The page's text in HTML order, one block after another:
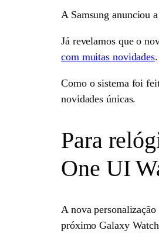
A Samsung anunciou
Já revelamos que o
com muitas novidades.
Como o sistema foi
novidades únicas.
Para
One UI
A nova
próximo Galaxy